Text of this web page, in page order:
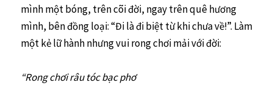
mình một bóng, trên cõi đời, ngay trên quê hương
mình, bên đồng loại: “Đi là đi biệt từ khi chưa về!”. Làm
một kẻ lữ hành nhưng vui rong chơi mải với đời:
“Rong chơi râu tóc bạc phơ